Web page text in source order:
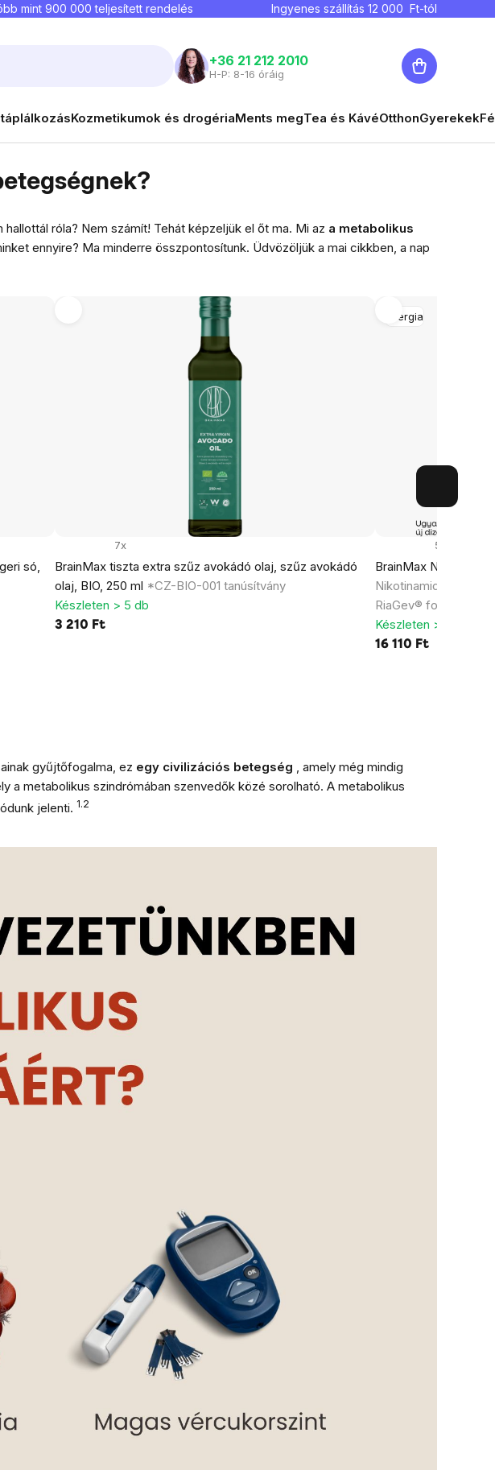
mint 900 000 teljesített rendelés Ingyenes szállítás 12 000 Ft-tól
+36 21 212 2010
H-P: 8-16 óráig
Kosár
Kozmetikumok és drogériaMents megTea és KávéOtthonGyerekek
róla? Nem számít! Tehát képzeljük el őt ma. Mi az a metabolikus
ennyire? Ma minderre összpontosítunk. Üdvözöljük a mai cikkben, a nap
só,
BrainMax tiszta extra szűz avokádó olaj, szűz avokádó
olaj, BIO, 250 ml *CZ-BIO-001 tanúsítvány
7x
Készleten > 5 db
3 210 Ft
Energia
BrainMax NAD+
Nikotinamid-adenin-
RiaGev® formával
53x
Készleten > 5 db
16 110 Ft
gyűjtőfogalma, ez egy civilizációs betegség
, amely még mindig
metabolikus szindrómában szenvedők közé sorolható. A metabolikus
jelenti. 1.2